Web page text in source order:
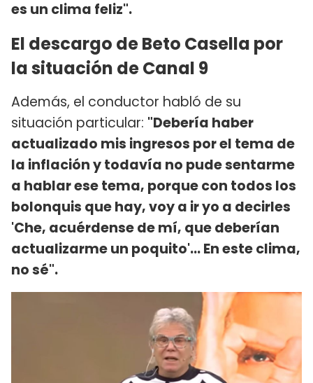
es un clima feliz".
El descargo de Beto Casella por
la situación de Canal 9
Además, el conductor habló de su
situación particular: "Debería haber
actualizado mis ingresos por el tema de
la inflación y todavía no pude sentarme
a hablar ese tema, porque con todos los
bolonquis que hay, voy a ir yo a decirles
'Che, acuérdense de mí, que deberían
actualizarme un poquito'... En este clima,
no sé".